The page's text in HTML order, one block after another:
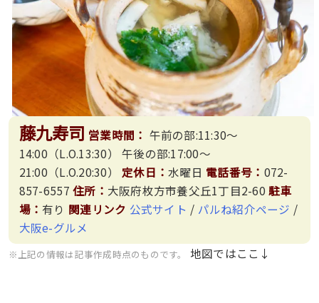
藤九寿司 営業時間： 午前の部:11:30〜
14:00（L.O.13:30） 午後の部:17:00〜
21:00（L.O.20:30）定休日：水曜日 電話番号： 072-
857-6557住所： 大阪府枚方市養父丘1丁目2-60駐車
場： 有り 関連リンク 公式サイト / パルね紹介ページ /
大阪e-グルメ
※上記の情報は記事作成時点のものです。 地図ではここ↓